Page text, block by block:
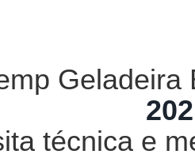
técnica e